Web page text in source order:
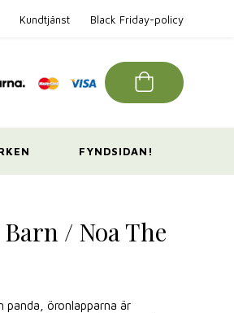
Kundtjänst Black Friday-policy
FYNDSIDAN!
/ Noa The
panda, öronlapparna är